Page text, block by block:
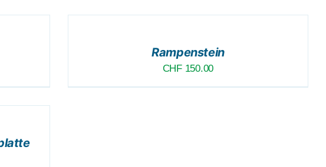
ZUSAMMENSTELLUNG
DETAILS
Rampenstein
CHF 150.00